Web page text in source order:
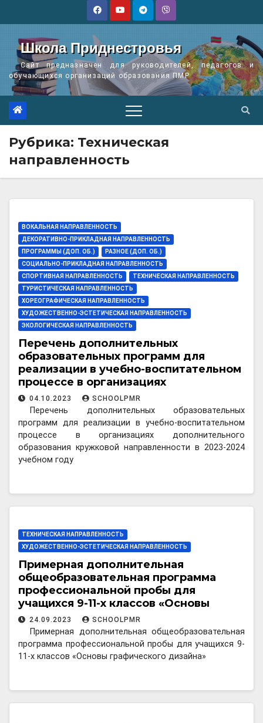
Школа Приднестровья
Сайт предназначен для руководителей, педагогов и
обучающихся организаций образования ПМР
Рубрика: Техническая
направленность
ВОКАЛЬНАЯ НАПРАВЛЕННОСТЬ
ДЕКОРАТИВНО-ПРИКЛАДНАЯ НАПРАВЛЕННОСТЬ
ПРОГРАММЫ (ДОП. ОБ.)
РАЗНОЕ (ДОП. ОБ.)
СОЦИАЛЬНО-ПРИКЛАДНАЯ НАПРАВЛЕННОСТЬ
СПОРТИВНАЯ НАПРАВЛЕННОСТЬ
ТЕХНИЧЕСКАЯ НАПРАВЛЕННОСТЬ
ТУРИСТИЧЕСКАЯ НАПРАВЛЕННОСТЬ
ХОРЕОГРАФИЧЕСКАЯ НАПРАВЛЕННОСТЬ
ХУДОЖЕСТВЕННО-ЭСТЕТИЧЕСКАЯ НАПРАВЛЕННОСТЬ
ЭКОЛОГИЧЕСКАЯ НАПРАВЛЕННОСТЬ
Перечень дополнительных
образовательных программ для
реализации в учебно-воспитательном
процессе в организациях
дополнительного образования
04.10.2023 SCHOOLPMR
Перечень дополнительных образовательных
программ для реализации в учебно-воспитательном
процессе в организациях дополнительного
образования кружковой направленности в 2023-2024
учебном году
ТЕХНИЧЕСКАЯ НАПРАВЛЕННОСТЬ
ХУДОЖЕСТВЕННО-ЭСТЕТИЧЕСКАЯ НАПРАВЛЕННОСТЬ
Примерная дополнительная
общеобразовательная программа
профессиональной пробы для
учащихся 9-11-х классов «Основы
графического дизайна»
24.09.2023 SCHOOLPMR
Примерная дополнительная общеобразовательная
программа профессиональной пробы для учащихся 9-
11-х классов «Основы графического дизайна»